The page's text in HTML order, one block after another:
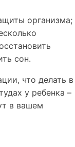
организма;
сон.
что делать в
у ребенка –
в вашем